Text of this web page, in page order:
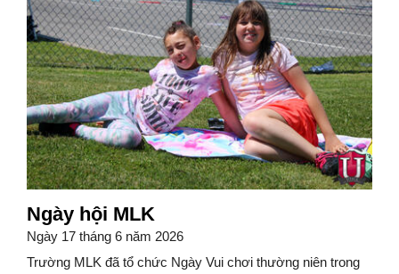
Ngày hội MLK
Ngày 17 tháng 6 năm 2026
Trường MLK đã tổ chức Ngày Vui chơi thường niên trong